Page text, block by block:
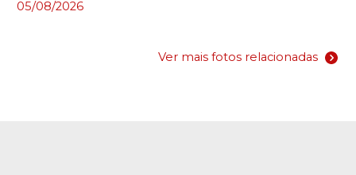
05/08/2026
Ver mais fotos relacionadas